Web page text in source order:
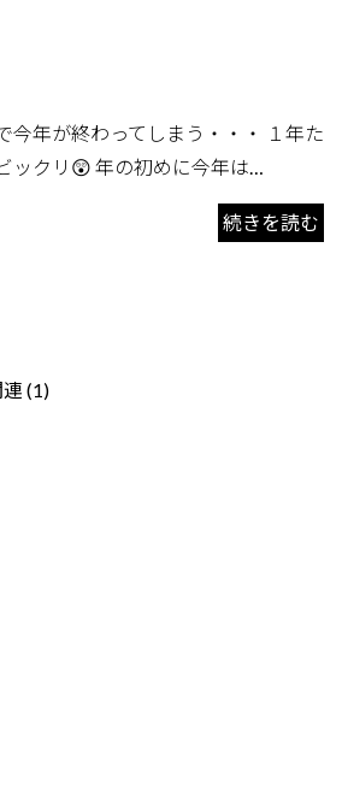
今年が終わってしまう・・・ １年た
ックリ😲 年の初めに今年は…
続きを読む
(1)